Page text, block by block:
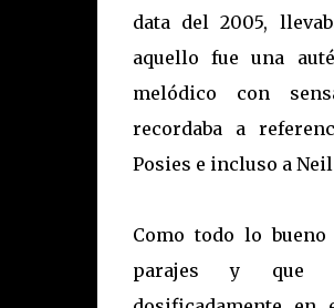
data del 2005,
aquello fue una
melódico con
recordaba a
Posies e incluso a Neil
Como todo lo
parajes y que